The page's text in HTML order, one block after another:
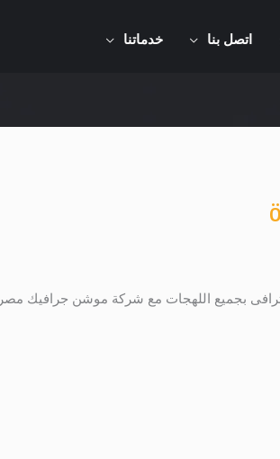
اتصل بنا خدماتنا
بجميع اللهجات مع شركة موشن جرافيك مصر